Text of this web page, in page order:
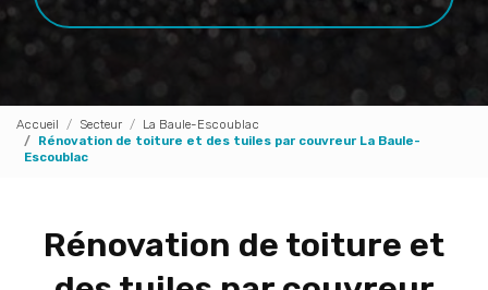
Accueil Secteur
La Baule-Escoublac
Rénovation de toiture et des tuiles par couvreur La Baule-
Escoublac
Rénovation de toiture et